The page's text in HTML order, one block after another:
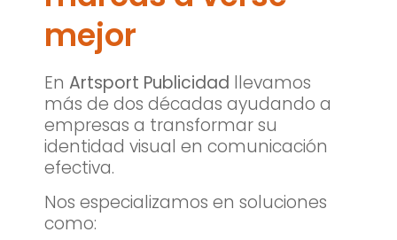
mejor
En Artsport Publicidad llevamos
más de dos décadas ayudando a
empresas a transformar su
identidad visual en comunicación
efectiva.
Nos especializamos en soluciones
como: